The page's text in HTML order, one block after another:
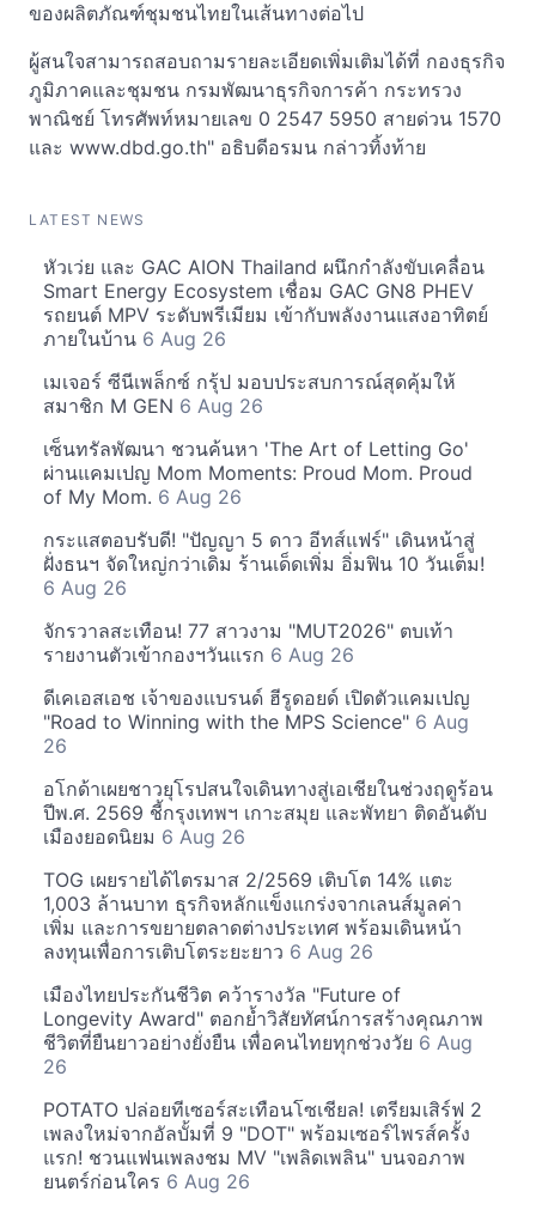
ของผลิตภัณฑ์ชุมชนไทยในเส้นทางต่อไป
ผู้สนใจสามารถสอบถามรายละเอียดเพิ่มเติมได้ที่ กองธุรกิจ
ภูมิภาคและชุมชน กรมพัฒนาธุรกิจการค้า กระทรวง
พาณิชย์ โทรศัพท์หมายเลข 0 2547 5950 สายด่วน 1570
และ www.dbd.go.th" อธิบดีอรมน กล่าวทิ้งท้าย
LATEST NEWS
หัวเว่ย และ GAC AION Thailand ผนึกกำลังขับเคลื่อน
Smart Energy Ecosystem เชื่อม GAC GN8 PHEV
รถยนต์ MPV ระดับพรีเมียม เข้ากับพลังงานแสงอาทิตย์
ภายในบ้าน 6 Aug 26
เมเจอร์ ซีนีเพล็กซ์ กรุ้ป มอบประสบการณ์สุดคุ้มให้
สมาชิก M GEN 6 Aug 26
เซ็นทรัลพัฒนา ชวนค้นหา 'The Art of Letting Go'
ผ่านแคมเปญ Mom Moments: Proud Mom. Proud
of My Mom. 6 Aug 26
กระแสตอบรับดี! "ปัญญา 5 ดาว อีทส์แฟร์" เดินหน้าสู่
ฝั่งธนฯ จัดใหญ่กว่าเดิม ร้านเด็ดเพิ่ม อิ่มฟิน 10 วันเต็ม!
6 Aug 26
จักรวาลสะเทือน! 77 สาวงาม "MUT2026" ตบเท้า
รายงานตัวเข้ากองฯวันแรก 6 Aug 26
ดีเคเอสเอช เจ้าของแบรนด์ ฮีรูดอยด์ เปิดตัวแคมเปญ
"Road to Winning with the MPS Science" 6 Aug
26
อโกด้าเผยชาวยุโรปสนใจเดินทางสู่เอเชียในช่วงฤดูร้อน
ปีพ.ศ. 2569 ชี้กรุงเทพฯ เกาะสมุย และพัทยา ติดอันดับ
เมืองยอดนิยม 6 Aug 26
TOG เผยรายได้ไตรมาส 2/2569 เติบโต 14% แตะ
1,003 ล้านบาท ธุรกิจหลักแข็งแกร่งจากเลนส์มูลค่า
เพิ่ม และการขยายตลาดต่างประเทศ พร้อมเดินหน้า
ลงทุนเพื่อการเติบโตระยะยาว 6 Aug 26
เมืองไทยประกันชีวิต คว้ารางวัล "Future of
Longevity Award" ตอกย้ำวิสัยทัศน์การสร้างคุณภาพ
ชีวิตที่ยืนยาวอย่างยั่งยืน เพื่อคนไทยทุกช่วงวัย 6 Aug
26
POTATO ปล่อยทีเซอร์สะเทือนโซเชียล! เตรียมเสิร์ฟ 2
เพลงใหม่จากอัลบั้มที่ 9 "DOT" พร้อมเซอร์ไพรส์ครั้ง
แรก! ชวนแฟนเพลงชม MV "เพลิดเพลิน" บนจอภาพ
ยนตร์ก่อนใคร 6 Aug 26